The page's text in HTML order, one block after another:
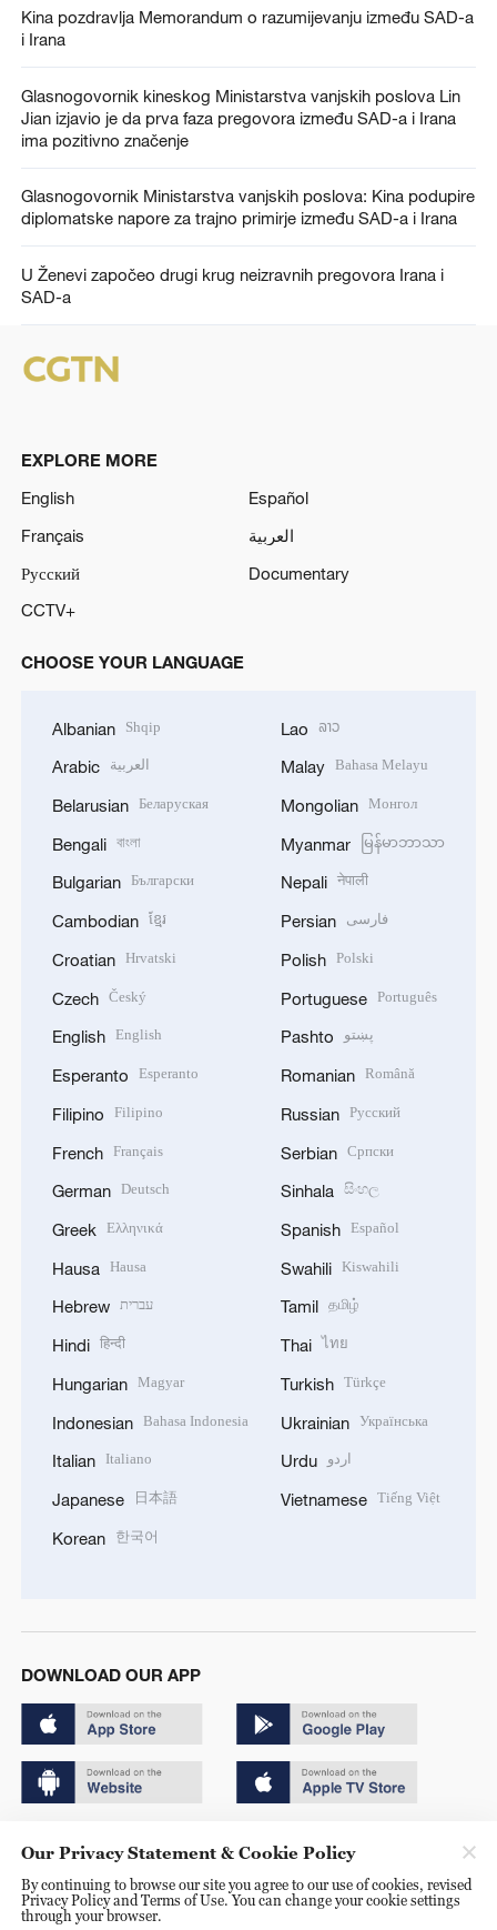
Kina pozdravlja Memorandum o razumijevanju između SAD-a
i Irana
Glasnogovornik kineskog Ministarstva vanjskih poslova Lin
Jian izjavio je da prva faza pregovora između SAD-a i Irana
ima pozitivno značenje
Glasnogovornik Ministarstva vanjskih poslova: Kina podupire
diplomatske napore za trajno primirje između SAD-a i Irana
U Ženevi započeo drugi krug neizravnih pregovora Irana i
SAD-a
EXPLORE MORE
English
Español
Français
العربية
Русский
Documentary
CCTV+
CHOOSE YOUR LANGUAGE
Albanian Shqip
Arabic العربية
Belarusian Беларуская
Bengali বাংলা
Bulgarian Български
Cambodian ខ្មែរ
Croatian Hrvatski
Czech Český
English English
Esperanto Esperanto
Filipino Filipino
French Français
German Deutsch
Greek Ελληνικά
Hausa Hausa
Hebrew עברית
Hindi हिन्दी
Hungarian Magyar
Indonesian Bahasa Indonesia
Italian Italiano
Japanese 日本語
Korean 한국어
Lao ລາວ
Malay Bahasa Melayu
Mongolian Монгол
Myanmar မြန်မာဘာသာ
Nepali नेपाली
Persian فارسی
Polish Polski
Portuguese Português
Pashto پښتو
Romanian Română
Russian Русский
Serbian Српски
Sinhala සිංහල
Spanish Español
Swahili Kiswahili
Tamil தமிழ்
Thai ไทย
Turkish Türkçe
Ukrainian Українська
Urdu اردو
Vietnamese Tiếng Việt
DOWNLOAD OUR APP
京ICP备20000184号
京公网安备 11010502050052号
Our Privacy Statement & Cookie Policy
By continuing to browse our site you agree to our use of cookies, revised
Privacy Policy and Terms of Use. You can change your cookie settings
through your browser.